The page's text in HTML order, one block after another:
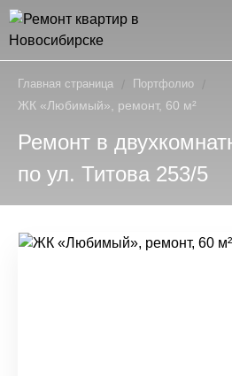
Главная страница Портфолио
ЖК «Любимый», ремонт, 60 м²
Ремонт в
по ул. Титова 253/5